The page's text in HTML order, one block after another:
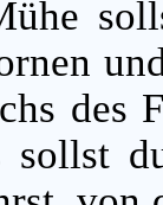
des
sollst